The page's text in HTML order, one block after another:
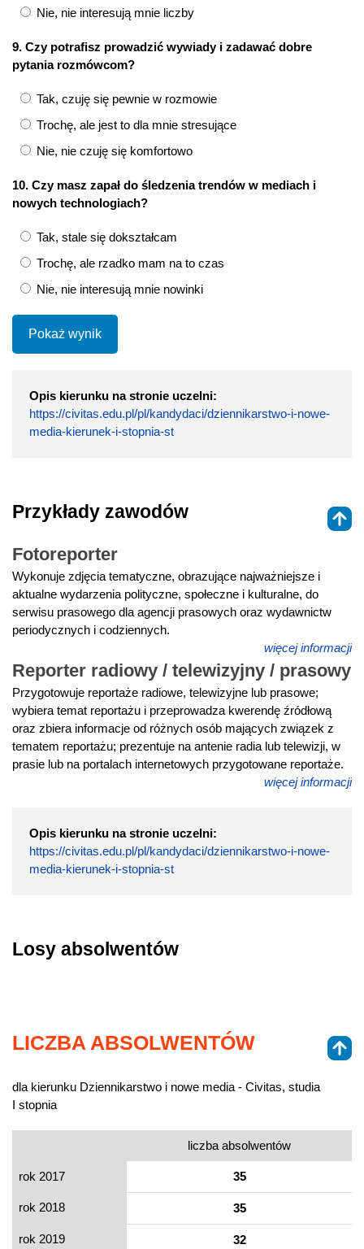
Nie, nie interesują mnie liczby
9. Czy potrafisz prowadzić wywiady i zadawać dobre
pytania rozmówcom?
Tak, czuję się pewnie w rozmowie
Trochę, ale jest to dla mnie stresujące
Nie, nie czuję się komfortowo
10. Czy masz zapał do śledzenia trendów w mediach i
nowych technologiach?
Tak, stale się dokształcam
Trochę, ale rzadko mam na to czas
Nie, nie interesują mnie nowinki
Pokaż wynik
Opis kierunku na stronie uczelni:
https://civitas.edu.pl/pl/kandydaci/dziennikarstwo-i-nowe-
media-kierunek-i-stopnia-st
Przykłady zawodów
Fotoreporter
Wykonuje zdjęcia tematyczne, obrazujące najważniejsze i
aktualne wydarzenia polityczne, społeczne i kulturalne, do
serwisu prasowego dla agencji prasowych oraz wydawnictw
periodycznych i codziennych.
więcej informacji
Reporter radiowy / telewizyjny / prasowy
Przygotowuje reportaże radiowe, telewizyjne lub prasowe;
wybiera temat reportażu i przeprowadza kwerendę źródłową
oraz zbiera informacje od różnych osób mających związek z
tematem reportażu; prezentuje na antenie radia lub telewizji, w
prasie lub na portalach internetowych przygotowane reportaże.
więcej informacji
Opis kierunku na stronie uczelni:
https://civitas.edu.pl/pl/kandydaci/dziennikarstwo-i-nowe-
media-kierunek-i-stopnia-st
Losy absolwentów
LICZBA ABSOLWENTÓW
dla kierunku Dziennikarstwo i nowe media - Civitas, studia
I stopnia
liczba absolwentów
rok 2017 35
rok 2018 35
rok 2019 32